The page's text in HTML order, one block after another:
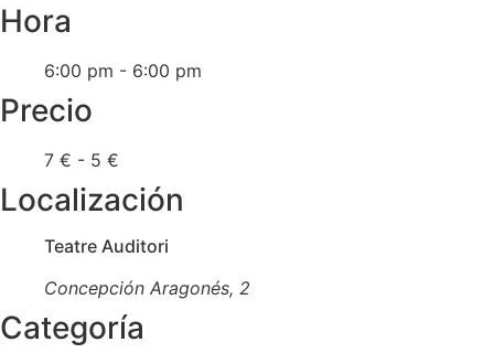
Hora
6:00 pm - 6:00 pm
Precio
7 € - 5 €
Localización
Teatre Auditori
Concepción Aragonés, 2
Categoría